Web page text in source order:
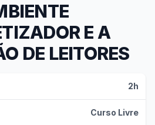
E A
DE LEITORES
2h
Curso Livre